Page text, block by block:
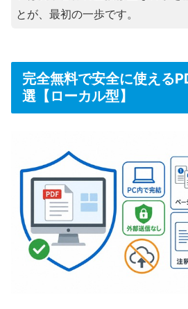
とが、最初の一歩です。
完全無料で安全に使える
選【ローカル型】